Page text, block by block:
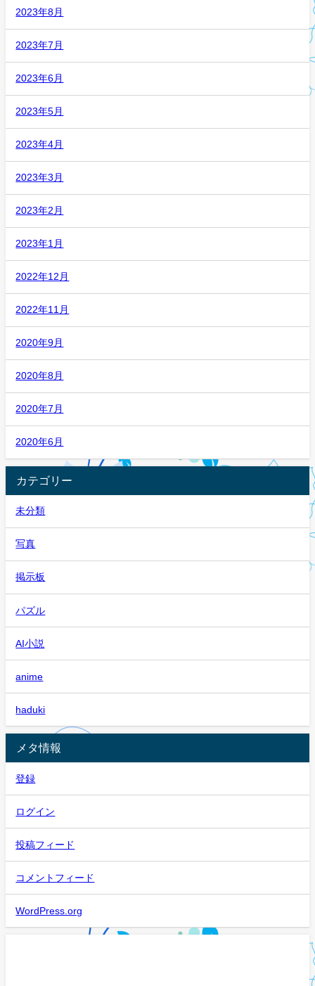
2023年8月
2023年7月
2023年6月
2023年5月
2023年4月
2023年3月
2023年2月
2023年1月
2022年12月
2022年11月
2020年9月
2020年8月
2020年7月
2020年6月
カテゴリー
未分類
写真
掲示板
パズル
AI小説
anime
haduki
メタ情報
登録
ログイン
投稿フィード
コメントフィード
WordPress.org